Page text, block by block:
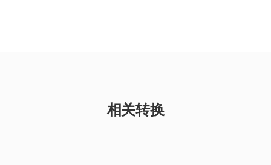
相关转换